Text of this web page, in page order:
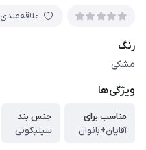
علاقه‌مندی
رنگ
مشکی
ویژگی‌ها
مناسب برای
آقایان+بانوان
جنس بند
سیلیکونی